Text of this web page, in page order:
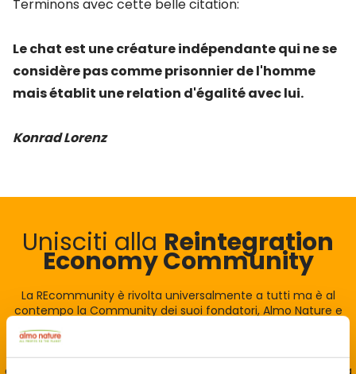
Terminons avec cette belle citation:
Le chat est une créature indépendante qui ne se
considère pas comme prisonnier de l'homme
mais établit une relation d'égalité avec lui.
Konrad Lorenz
Unisciti alla Reintegration
Economy Community
La REcommunity è rivolta universalmente a tutti ma è al
contempo la Community dei suoi fondatori, Almo Nature e
Si fonda sull'intuizione che la vita sia un unicum indivisibile e
che le attività umane vissute e condotte senza limite, come
oggi avviene, la impattino negativamente. Da qui l'importanza